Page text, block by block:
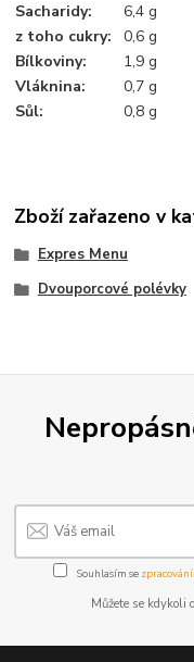
Sacharidy:
6,4 g
z toho cukry:
0,6 g
Bílkoviny:
1,9 g
Vláknina:
0,7 g
Sůl: 0,8 g
Zboží zařazeno v
Expres Menu
Dvouporcové polévky
Souhlasím se
Můžete se